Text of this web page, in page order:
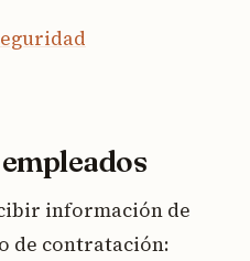
información de
de contratación: